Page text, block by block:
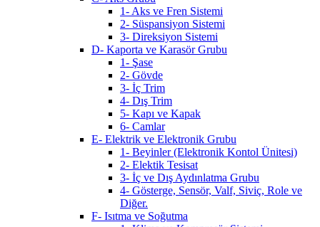
1- Aks ve Fren Sistemi
2- Süspansiyon Sistemi
3- Direksiyon Sistemi
D- Kaporta ve Karasör Grubu
1- Şase
2- Gövde
3- İç Trim
4- Dış Trim
5- Kapı ve Kapak
6- Camlar
E- Elektrik ve Elektronik Grubu
1- Beyinler (Elektronik Kontol Ünitesi)
2- Elektik Tesisat
3- İç ve Dış Aydınlatma Grubu
4- Gösterge, Sensör, Valf, Siviç, Role ve
Diğer.
F- Isıtma ve Soğutma